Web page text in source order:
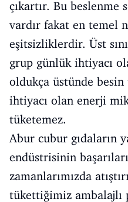
çıkartır. Bu beslenme
vardır fakat en temel
eşitsizliklerdir. Üst
grup günlük ihtiyacı
oldukça üstünde
ihtiyacı olan enerji
tüketemez.
Abur cubur gıdaların
endüstrisinin
zamanlarımızda
tükettiğimiz ambalajlı